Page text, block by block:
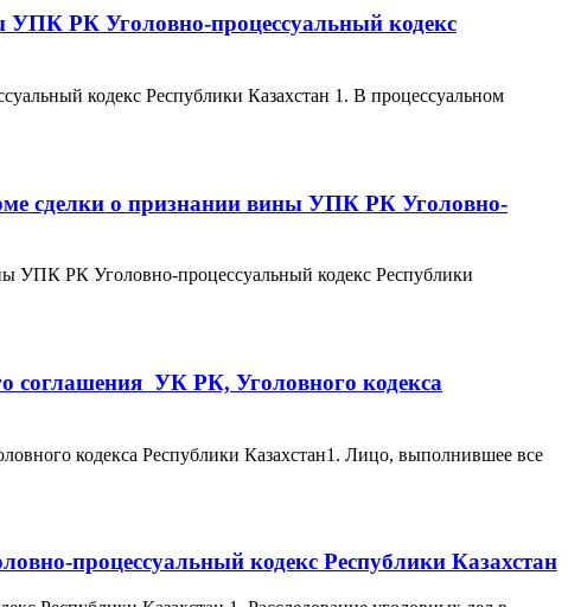
УПК РК Уголовно-процессуальный кодекс
кодекс Республики Казахстан 1. В процессуальном
сделки о признании вины УПК РК Уголовно-
УПК РК Уголовно-процессуальный кодекс Республики
соглашения УК РК, Уголовного кодекса
кодекса Республики Казахстан1. Лицо, выполнившее все
процессуальный кодекс Республики Казахстан